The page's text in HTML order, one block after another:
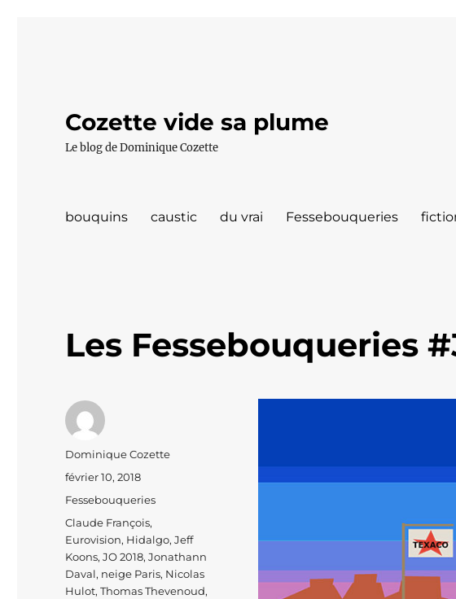
Cozette vide sa plume
Le blog de Dominique Cozette
bouquins caustic du vrai Fessebouqueries
Les Fessebouqueries
Auteur
Dominique Cozette
Publié
février 10, 2018
Catégories
Fessebouqueries
Étiquettes
Claude François,
Eurovision, Hidalgo,Jeff
Koons,JO 2018,Jonathann
Daval, neige Paris, Nicolas
Hulot,Thomas Thevenoud,